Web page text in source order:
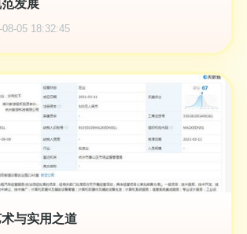
发展
05 18:32:45
与实用之道